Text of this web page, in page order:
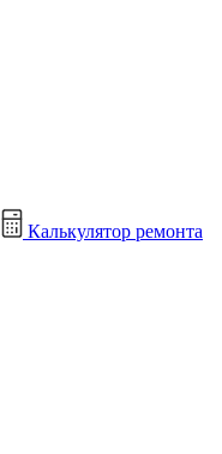
Калькулятор ремонта